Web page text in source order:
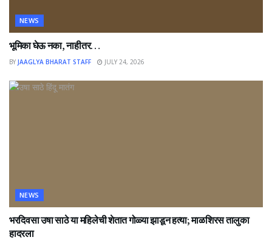
NEWS
भूमिका घेऊ नका, नाहीतर…
BY JAAGLYA BHARAT STAFF JULY 24, 2026
NEWS
भरदिवसा उषा साठे या महिलेची शेतात गोळ्या झाडून हत्या; माळशिरस तालुका
हादरला